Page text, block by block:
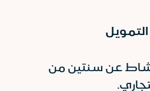
عن سنتين من